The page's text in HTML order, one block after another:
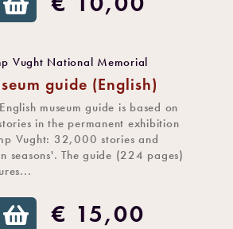
Vught National Memorial
guide (English)
museum guide is based on
in the permanent exhibition
Vught: 32,000 stories and
seasons'. The guide (224 pages)
€ 15,00